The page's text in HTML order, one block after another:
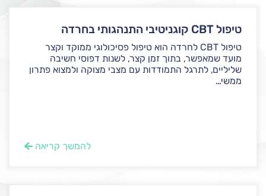
טיפול CBT קוגניטיבי התנהגותי בחרדה
טיפול CBT לחרדה הוא טיפול פסיכולוגי ממוקד וקצר
מועד שמאפשר, בתוך זמן קצר, לשנות דפוסי חשיבה
שליליים, לתרגל התמודדות עם מצבי מצוקה ולמצוא פתרון
ממשי...
להמשך קריאה